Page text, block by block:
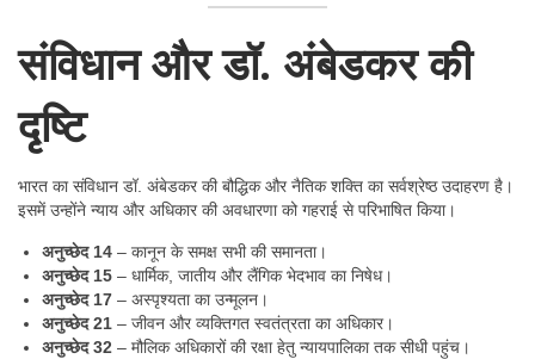
संविधान और डॉ. अंबेडकर की
दृष्टि
भारत का संविधान डॉ. अंबेडकर की बौद्धिक और नैतिक शक्ति का सर्वश्रेष्ठ उदाहरण है।
इसमें उन्होंने न्याय और अधिकार की अवधारणा को गहराई से परिभाषित किया।
अनुच्छेद 14 – कानून के समक्ष सभी की समानता।
अनुच्छेद 15 – धार्मिक, जातीय और लैंगिक भेदभाव का निषेध।
अनुच्छेद 17 – अस्पृश्यता का उन्मूलन।
अनुच्छेद 21 – जीवन और व्यक्तिगत स्वतंत्रता का अधिकार।
अनुच्छेद 32 – मौलिक अधिकारों की रक्षा हेतु न्यायपालिका तक सीधी पहुंच।